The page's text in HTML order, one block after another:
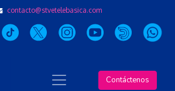
contacto@stvetelebasica.com
Contáctenos